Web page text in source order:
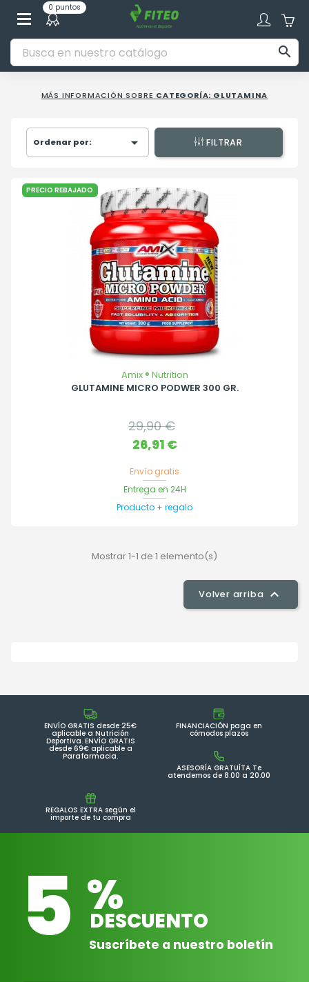
0 puntos

MÁS INFORMACIÓN SOBRE CATEGORÍA: GLUTAMINA
Ordenar por:  FILTRAR
Amix ® Nutrition
GLUTAMINE MICRO PODWER 300 GR.
Precio
base
29,90 €
Precio
26,91 €
PRECIO REBAJADO
Envío gratis
Entrega en 24H
Producto + regalo
Mostrar 1-1 de 1 elemento(s)
Volver arriba 
ENVÍO GRATIS desde 25€
aplicable a Nutrición
Deportiva. ENVÍO GRATIS
desde 69€ aplicable a
Parafarmacia.
FINANCIACIÓN paga en
cómodos plazos
ASESORÍA GRATUÍTA Te
atendemos de 8.00 a 20.00
REGALOS EXTRA según el
importe de tu compra
5 %
DESCUENTO
Suscríbete a nuestro boletín